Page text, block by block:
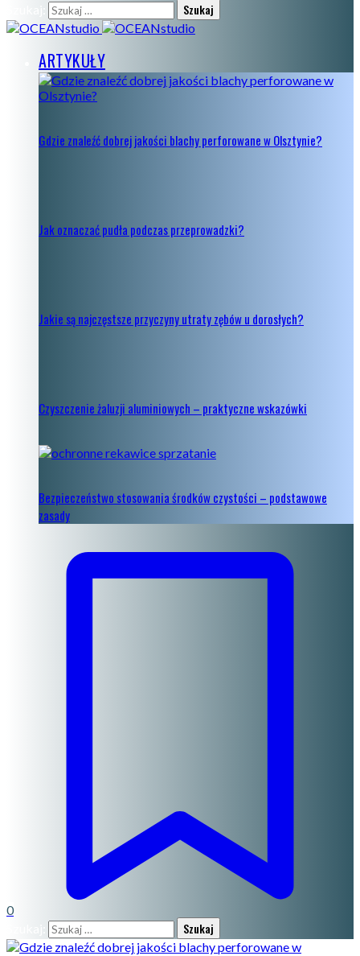
ARTYKUŁY
Gdzie znaleźć dobrej jakości blachy perforowane w Olsztynie?
Jak oznaczać pudła podczas przeprowadzki?
Jakie są najczęstsze przyczyny utraty zębów u dorosłych?
Czyszczenie żaluzji aluminiowych – praktyczne wskazówki
Bezpieczeństwo stosowania środków czystości – podstawowe
zasady
0